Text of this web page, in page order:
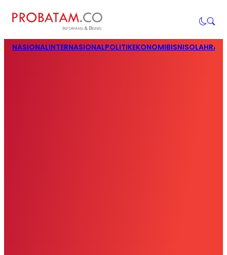
NASIONALINTERNASIONALPOLITIKEKONOMIBISNIS